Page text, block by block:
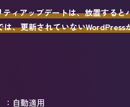
ィアップデートは、放置する
、更新されていない
：自動適用